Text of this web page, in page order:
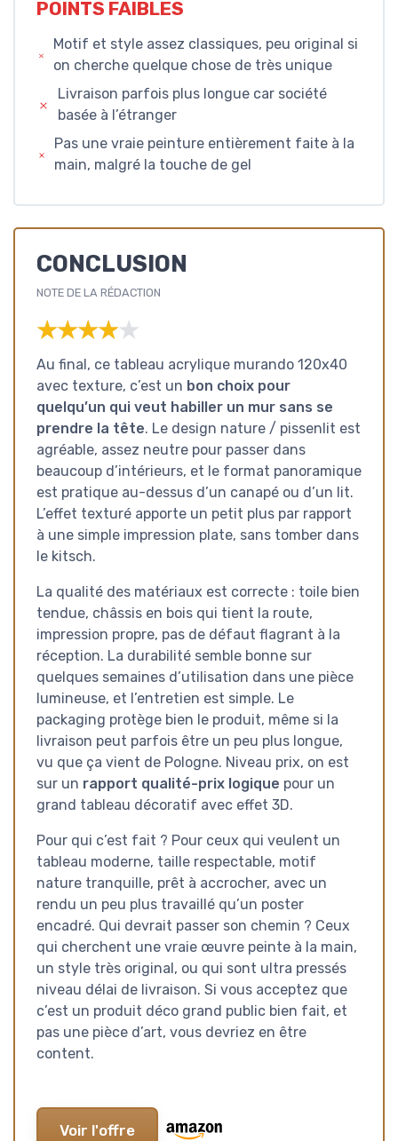
POINTS FAIBLES
Motif et style assez classiques, peu original si
on cherche quelque chose de très unique
Livraison parfois plus longue car société
basée à l’étranger
Pas une vraie peinture entièrement faite à la
main, malgré la touche de gel
CONCLUSION
NOTE DE LA RÉDACTION
★★★★★
★★★★★
Au final, ce tableau acrylique murando 120x40
avec texture, c’est un bon choix pour
quelqu’un qui veut habiller un mur sans se
prendre la tête. Le design nature / pissenlit est
agréable, assez neutre pour passer dans
beaucoup d’intérieurs, et le format panoramique
est pratique au-dessus d’un canapé ou d’un lit.
L’effet texturé apporte un petit plus par rapport
à une simple impression plate, sans tomber dans
le kitsch.
La qualité des matériaux est correcte : toile bien
tendue, châssis en bois qui tient la route,
impression propre, pas de défaut flagrant à la
réception. La durabilité semble bonne sur
quelques semaines d’utilisation dans une pièce
lumineuse, et l’entretien est simple. Le
packaging protège bien le produit, même si la
livraison peut parfois être un peu plus longue,
vu que ça vient de Pologne. Niveau prix, on est
sur un rapport qualité-prix logique pour un
grand tableau décoratif avec effet 3D.
Pour qui c’est fait ? Pour ceux qui veulent un
tableau moderne, taille respectable, motif
nature tranquille, prêt à accrocher, avec un
rendu un peu plus travaillé qu’un poster
encadré. Qui devrait passer son chemin ? Ceux
qui cherchent une vraie œuvre peinte à la main,
un style très original, ou qui sont ultra pressés
niveau délai de livraison. Si vous acceptez que
c’est un produit déco grand public bien fait, et
pas une pièce d’art, vous devriez en être
content.
Voir l'offre